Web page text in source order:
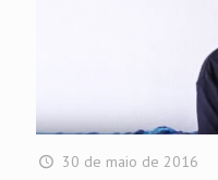
30 de maio de 2016